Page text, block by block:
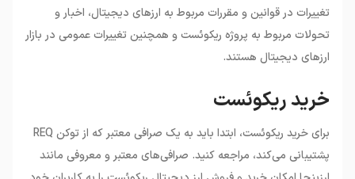
تغییرات در قوانین و مقررات مربوط به ارزهای دیجیتال، اخبار و
تحولات مربوط به پروژه ریکوئست و همچنین تغییرات عمومی در بازار
ارزهای دیجیتال هستند.
خرید ریکوئست
برای خرید ریکوئست، ابتدا باید به یک صرافی معتبر که از توکن REQ
پشتیبانی می‌کند، مراجعه کنید. صرافی‌های معتبر و معروفی مانند